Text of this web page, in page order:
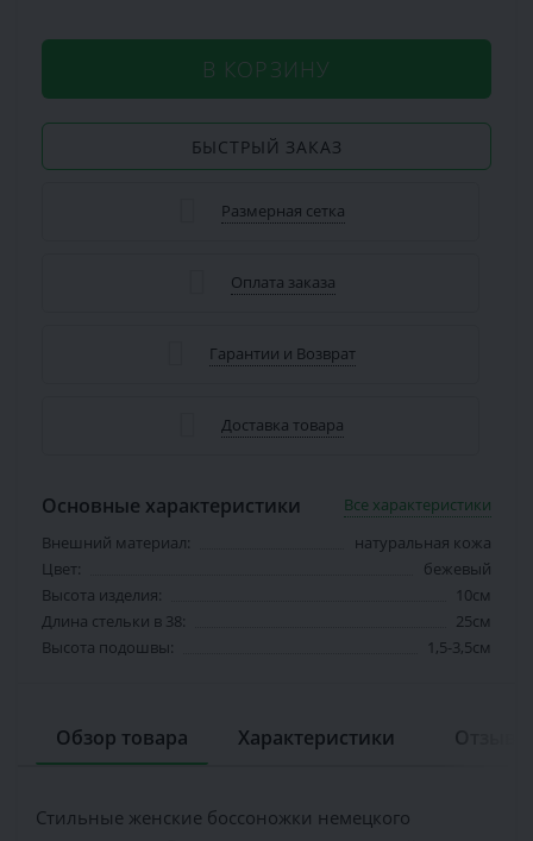
В КОРЗИНУ
БЫСТРЫЙ ЗАКАЗ
Размерная сетка
Оплата заказа
Гарантии и Возврат
Доставка товара
Основные характеристики
Все характеристики
Внешний материал:
натуральная кожа
Цвет:
бежевый
Высота изделия:
10см
Длина стельки в 38:
25см
Высота подошвы:
1,5-3,5см
Обзор товара Характеристики
Стильные женские боссоножки немецкого